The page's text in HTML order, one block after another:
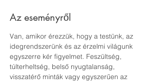
Az eseményről
Van, amikor érezzük, hogy a testünk, az
idegrendszerünk és az érzelmi világunk
egyszerre kér figyelmet. Feszültség,
túlterheltség, belső nyugtalanság,
visszatérő minták vagy egyszerűen az